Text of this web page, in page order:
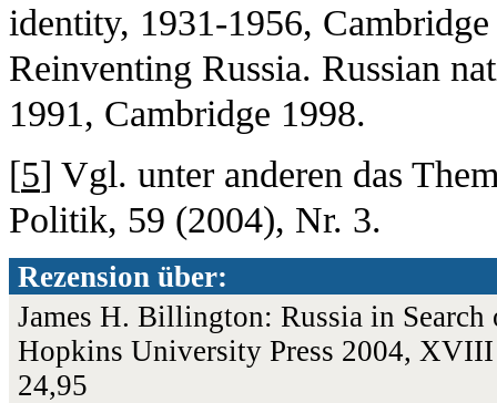
identity, 1931-1956,
Reinventing Russia. Russian
1991, Cambridge 1998.
[5] Vgl. unter anderen das
Politik, 59 (2004), Nr. 3.
Rezension über:
James H. Billington: Russia in
Hopkins University Press 2004,
24,95